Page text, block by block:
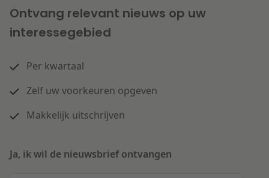
Ontvang relevant nieuws op uw
interessegebied
Per kwartaal
Zelf uw voorkeuren opgeven
Makkelijk uitschrijven
Ja, ik wil de nieuwsbrief ontvangen